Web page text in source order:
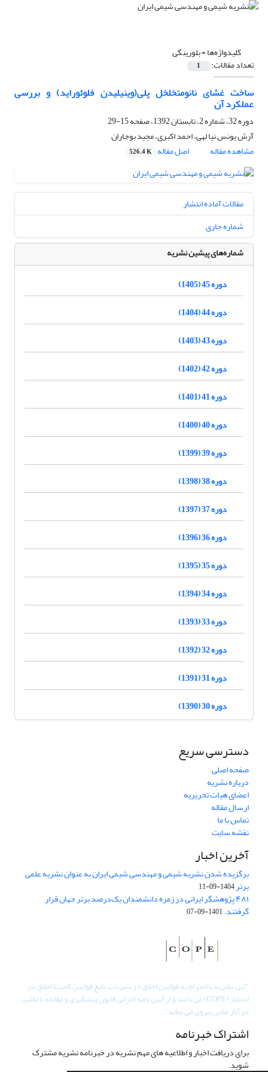
کلیدواژه‌ها =بلورینگی
تعداد مقالات: 1
ساخت غشای نانومتخلخل پلی(وینیلیدن فلوئوراید) و بررسی
عملکرد آن
دوره 32، شماره 2، تابستان 1392، صفحه
15-29
آرش یونس نیا لهی، احمد اکبری، مجید بوجاران
مشاهده مقاله
اصل مقاله 526.4 K
مقالات آماده انتشار
شماره جاری
شماره‌های پیشین نشریه
دوره 45 (1405)
دوره 44 (1404)
دوره 43 (1403)
دوره 42 (1402)
دوره 41 (1401)
دوره 40 (1400)
دوره 39 (1399)
دوره 38 (1398)
دوره 37 (1397)
دوره 36 (1396)
دوره 35 (1395)
دوره 34 (1394)
دوره 33 (1393)
دوره 32 (1392)
دوره 31 (1391)
دوره 30 (1390)
دسترسی سریع
صفحه اصلی
درباره نشریه
اعضای هیات تحریریه
ارسال مقاله
تماس با ما
نقشه سایت
آخرین اخبار
برگزیده شدن نشریه شیمی و مهندسی شیمی ایران به عنوان نشریه علمی
برتر1404-09-11
۴۸۱ پژوهشگر ایرانی در زمره دانشمندان یک‌درصد برتر جهان قرار
گرفتند.1401-09-07
"این نشریه با احترام به قوانین اخلاق در نشریات، تابع قوانین کمیتۀ اخلاق در
انتشار (COPE) می باشد و از آیین نامه اجرایی قانون پیشگیری و مقابله با تقلب
در آثار علمی پیروی می نماید".
اشتراک خبرنامه
برای دریافت اخبار و اطلاعیه های مهم نشریه در خبرنامه نشریه مشترک
شوید.